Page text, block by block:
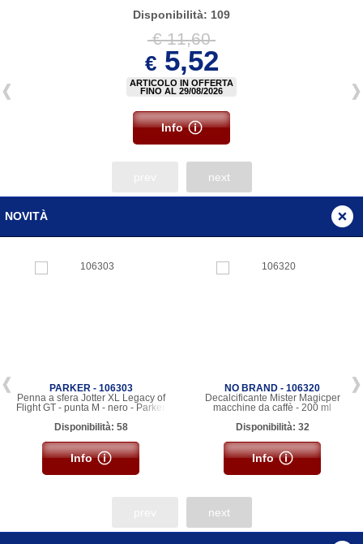
Disponibilità: 109
€ 11,60
€5,52
ARTICOLO IN OFFERTA
FINO AL 29/08/2026
Info
next
NOVITÀ
PARKER - 106303
Penna a sfera Jotter XL Legacy of
Flight GT - punta M - nero - Parker
Disponibilità: 58
Info
NO BRAND - 106320
Decalcificante Mister Magicper
macchine da caffè - 200 ml
Disponibilità: 32
Info
next